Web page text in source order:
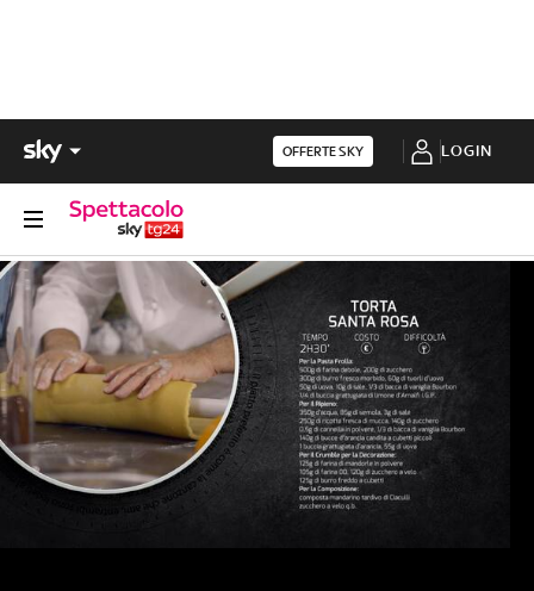
OFFERTE SKY LOGIN